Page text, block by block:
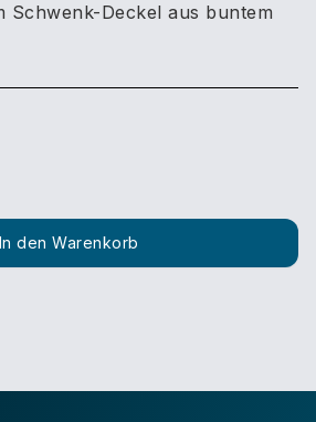
Schwenk-Deckel aus buntem
In den Warenkorb